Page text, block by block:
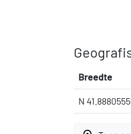
Breedte
N